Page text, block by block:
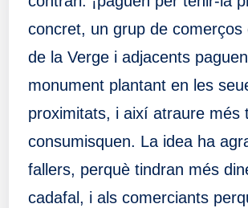
concret, un grup de comerços
de la Verge i adjacents
monument plantant en les
proximitats, i així atraure més
consumisquen. La idea ha
fallers, perquè tindran més
cadafal, i als comerciants